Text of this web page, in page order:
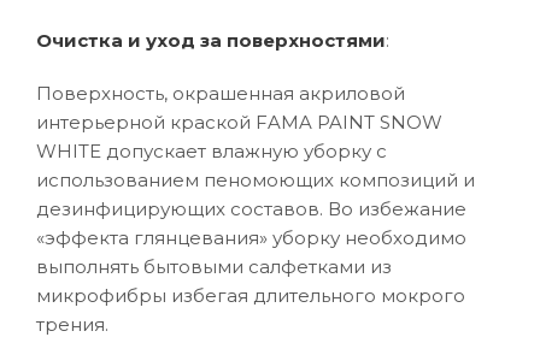
Очистка и уход за поверхностями:
Поверхность, окрашенная акриловой
интерьерной краской FAMA PAINT SNOW
WHITE допускает влажную уборку с
использованием пеномоющих композиций и
дезинфицирующих составов. Во избежание
«эффекта глянцевания» уборку необходимо
выполнять бытовыми салфетками из
микрофибры избегая длительного мокрого
трения.